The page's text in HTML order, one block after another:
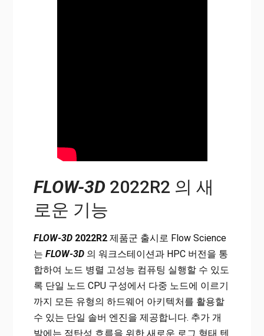
FLOW-3D2022R2 의 새
로운 기능
FLOW-3D2022R2제품군 출시로 Flow Science
는 FLOW-3D의 워크스테이션과 HPC 버전을 통
합하여 노드 병렬 고성능 컴퓨팅 실행할 수 있도
록 단일 노드 CPU 구성에서 다중 노드에 이르기
까지 모든 유형의 하드웨어 아키텍처를 활용할
수 있는 단일 솔버 엔진을 제공합니다. 추가 개
발에는 점탄성 흐름을 위한 새로운 로그 형태 텐